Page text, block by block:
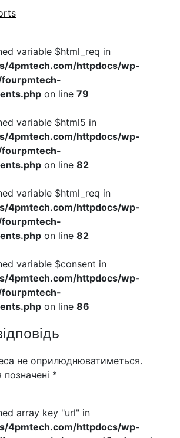
variable $html_req in
4pmtech.com/httpdocs/wp-
on line 79
variable $html5 in
4pmtech.com/httpdocs/wp-
on line 82
variable $html_req in
4pmtech.com/httpdocs/wp-
on line 82
variable $consent in
4pmtech.com/httpdocs/wp-
on line 86
не оприлюднюватиметься.
позначені *
array key "url" in
4pmtech.com/httpdocs/wp-